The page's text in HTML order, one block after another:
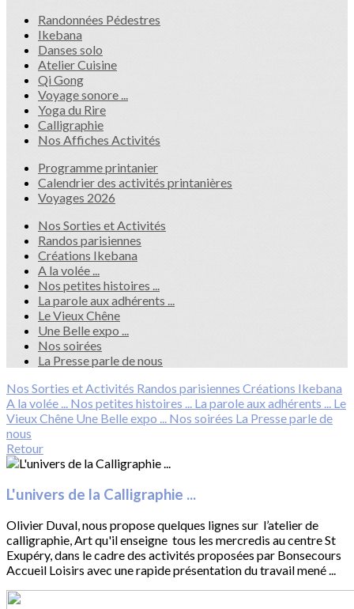
Randonnées Pédestres
Ikebana
Danses solo
Atelier Cuisine
Qi Gong
Voyage sonore ...
Yoga du Rire
Calligraphie
Nos Affiches Activités
Programme printanier
Calendrier des activités printanières
Voyages 2026
Nos Sorties et Activités
Randos parisiennes
Créations Ikebana
A la volée ...
Nos petites histoires ...
La parole aux adhérents ...
Le Vieux Chêne
Une Belle expo ...
Nos soirées
La Presse parle de nous
Nos Sorties et Activités Randos parisiennes Créations Ikebana
A la volée ... Nos petites histoires ... La parole aux adhérents ... Le
Vieux Chêne Une Belle expo ... Nos soirées La Presse parle de
nous
Retour
L'univers de la Calligraphie ...
Olivier Duval, nous propose quelques lignes sur l’atelier de
calligraphie, Art qu'il enseigne tous les mercredis au centre St
Exupéry, dans le cadre des activités proposées par Bonsecours
Accueil Loisirs avec une rapide présentation du travail mené ...